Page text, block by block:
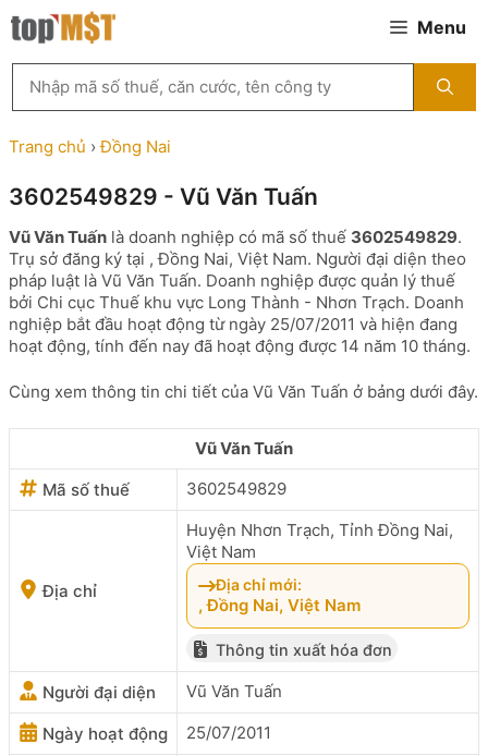
Chuyển
đến
Menu
kiếm
MST
theo
tên
ty,
người
đại
diện
hoặc
mã
số
thuế
Trang chủ ›Đồng Nai
3602549829 - Vũ Văn Tuấn
Vũ Văn Tuấn là doanh nghiệp có mã số thuế 3602549829.
Trụ sở đăng ký tại , Đồng Nai, Việt Nam. Người đại diện theo
pháp luật là Vũ Văn Tuấn. Doanh nghiệp được quản lý thuế
bởi Chi cục Thuế khu vực Long Thành - Nhơn Trạch. Doanh
nghiệp bắt đầu hoạt động từ ngày 25/07/2011 và hiện đang
hoạt động, tính đến nay đã hoạt động được 14 năm 10 tháng.
Cùng xem thông tin chi tiết của Vũ Văn Tuấn ở bảng dưới đây.
Vũ Văn Tuấn
Mã số thuế
3602549829
Địa chỉ
Huyện Nhơn Trạch, Tỉnh Đồng Nai,
Việt Nam
Địa chỉ mới:
, Đồng Nai, Việt Nam
Thông tin xuất hóa đơn
Người đại diện Vũ Văn Tuấn
Ngày hoạt động 25/07/2011